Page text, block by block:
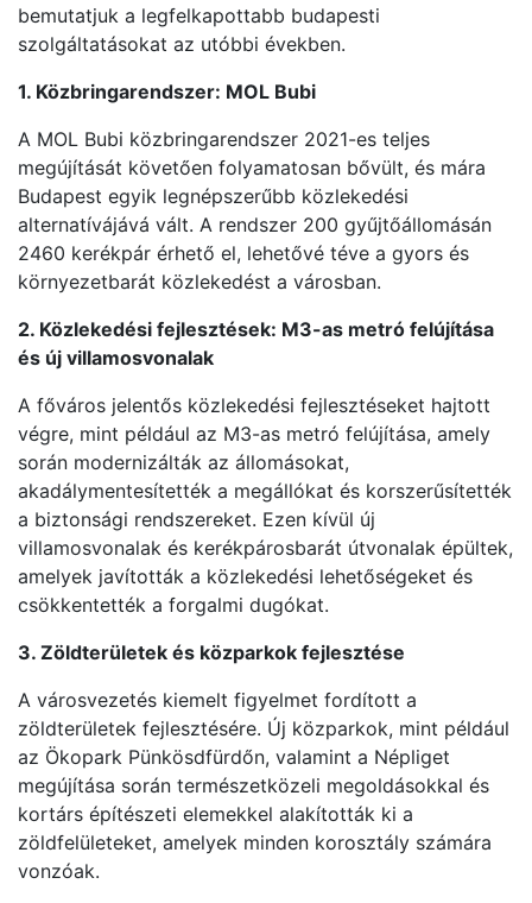
bemutatjuk a legfelkapottabb budapesti
szolgáltatásokat az utóbbi években.
1. Közbringarendszer: MOL Bubi
A MOL Bubi közbringarendszer 2021-es teljes
megújítását követően folyamatosan bővült, és mára
Budapest egyik legnépszerűbb közlekedési
alternatívájává vált. A rendszer 200 gyűjtőállomásán
2460 kerékpár érhető el, lehetővé téve a gyors és
környezetbarát közlekedést a városban.
2. Közlekedési fejlesztések: M3-as metró felújítása
és új villamosvonalak
A főváros jelentős közlekedési fejlesztéseket hajtott
végre, mint például az M3-as metró felújítása, amely
során modernizálták az állomásokat,
akadálymentesítették a megállókat és korszerűsítették
a biztonsági rendszereket. Ezen kívül új
villamosvonalak és kerékpárosbarát útvonalak épültek,
amelyek javították a közlekedési lehetőségeket és
csökkentették a forgalmi dugókat.
3. Zöldterületek és közparkok fejlesztése
A városvezetés kiemelt figyelmet fordított a
zöldterületek fejlesztésére. Új közparkok, mint például
az Ökopark Pünkösdfürdőn, valamint a Népliget
megújítása során természetközeli megoldásokkal és
kortárs építészeti elemekkel alakították ki a
zöldfelületeket, amelyek minden korosztály számára
vonzóak.